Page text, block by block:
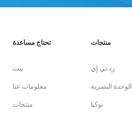
تحتاج مساعدة
بيت
معلومات عنا
منتجات
منتجات
زد تي إي
الوحدة البصرية
نوكيا